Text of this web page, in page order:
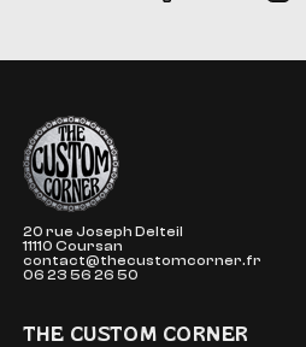
The Custom Corner
20 rue Joseph Delteil
11110 Coursan
contact@thecustomcorner.fr
06 23 56 26 50
THE CUSTOM CORNER